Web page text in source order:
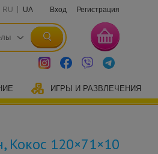
RU UA Вход Регистрация
ИГРЫ И РАЗВЛЕЧЕНИЯ
Кокос 120×71×10